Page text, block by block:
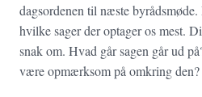
dagsordenen til næste
hvilke sager der optager os mest.
snak om. Hvad går sagen går ud
være opmærksom på omkring